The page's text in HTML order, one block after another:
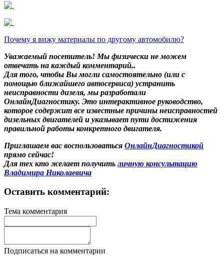
Почему я вижу материалы по другому автомобилю?
Уважаемый посетитель! Мы физически не можем
отвечать на каждый комментарий..
Для того, чтобы Вы могли самостоятельно (или с
помощью ближайшего автосервиса) устранить
неисправности дизеля, мы разработали
ОнлайнДиагностику. Это интерактивное руководство,
которое содержит все известные причины неисправностей
дизельных двигателей и указывает пути достижения
правильной работы конкретного двигателя.
Приглашаем вас воспользоваться ОнлайнДиагностикой
прямо сейчас!
Для тех кто желает получитьличную консультацию
Владимира Николаевича
Оставить комментарий:
Тема комментария
Подписаться на комментарии